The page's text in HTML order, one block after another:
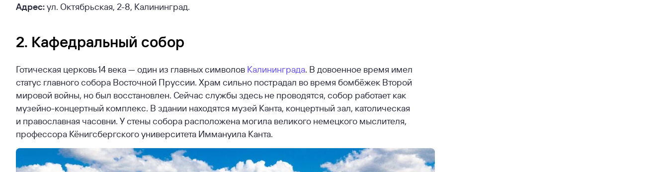
Адрес:ул. Октябрьская, 2-8, Калининград.
2. Кафедральный собор
Готическая церковь 14 века — один из главных символов Калининграда. В довоенное время имел
статус главного собора Восточной Пруссии. Храм сильно пострадал во время бомбёжек Второй
мировой войны, но был восстановлен. Сейчас службы здесь не проводятся, собор работает как
музейно-концертный комплекс. В здании находятся музей Канта, концертный зал, католическая
и православная часовни. У стены собора расположена могила великого немецкого мыслителя,
профессора Кёнигсбергского университета Иммануила Канта.